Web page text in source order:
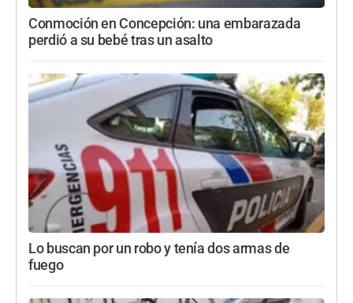
Conmoción en Concepción: una embarazada
perdió a su bebé tras un asalto
Lo buscan por un robo y tenía dos armas de
fuego